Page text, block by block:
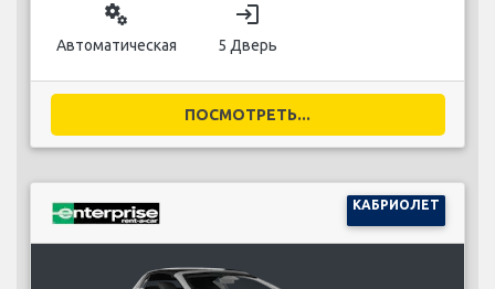
miscellaneous_services
Автоматическая
login
5 Дверь
ПОСМОТРЕТЬ...
КАБРИОЛЕТ